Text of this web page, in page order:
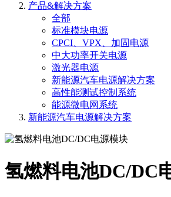
产品&解决方案
全部
标准模块电源
CPCI、VPX、加固电源
中大功率开关电源
激光器电源
新能源汽车电源解决方案
高性能测试控制系统
能源微电网系统
新能源汽车电源解决方案
氢燃料电池DC/DC